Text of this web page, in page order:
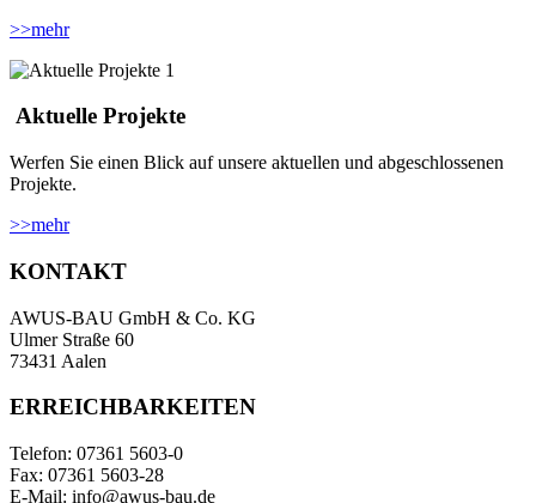
>>mehr
Aktuelle Projekte
Werfen Sie einen Blick auf unsere aktuellen und abgeschlossenen
Projekte.
>>mehr
KONTAKT
AWUS-BAU GmbH & Co. KG
Ulmer Straße 60
73431 Aalen
ERREICHBARKEITEN
Telefon: 07361 5603-0
Fax: 07361 5603-28
E-Mail: info@awus-bau.de